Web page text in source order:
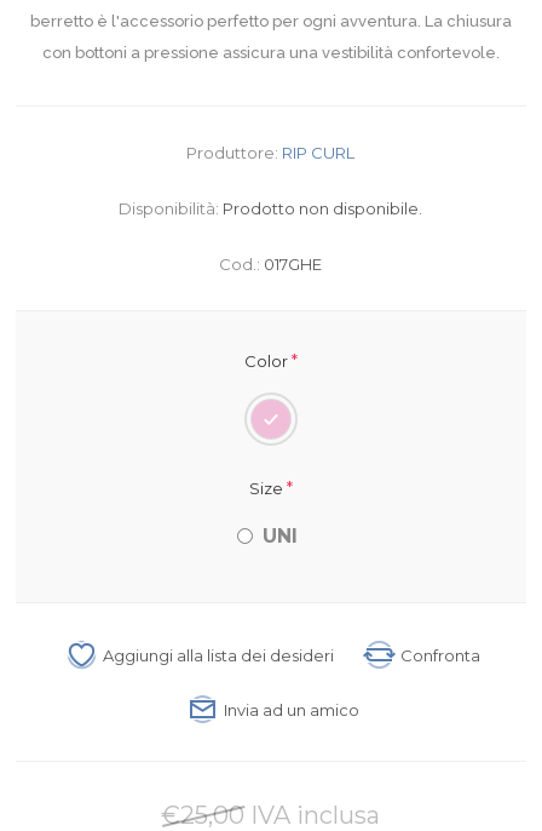
berretto è l'accessorio perfetto per ogni avventura. La chiusura
con bottoni a pressione assicura una vestibilità confortevole.
Produttore: RIP CURL
Disponibilità: Prodotto non disponibile.
Cod.: 017GHE
Color*
Size *
UNI
Aggiungi alla lista dei desideri Confronta
Invia ad un amico
€25,00 IVA inclusa